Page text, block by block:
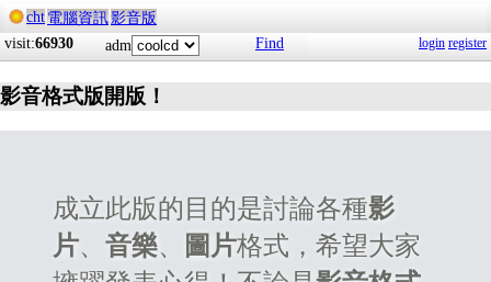
cht 電腦資訊影音版
visit:66930 adm Find login register
影音格式版開版！
成立此版的目的是討論各種影
片、 音樂、 圖片格式，希望大家